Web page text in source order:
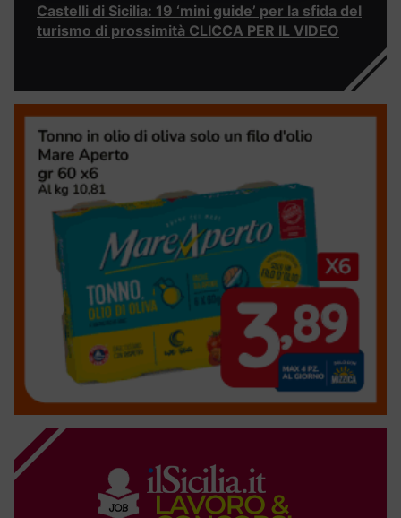
Castelli di Sicilia: 19 ‘mini guide’ per la sfida del
turismo di prossimità CLICCA PER IL VIDEO